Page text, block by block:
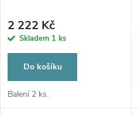
2 222 Kč
Skladem 1 ks
Do košíku
Balení 2 ks.